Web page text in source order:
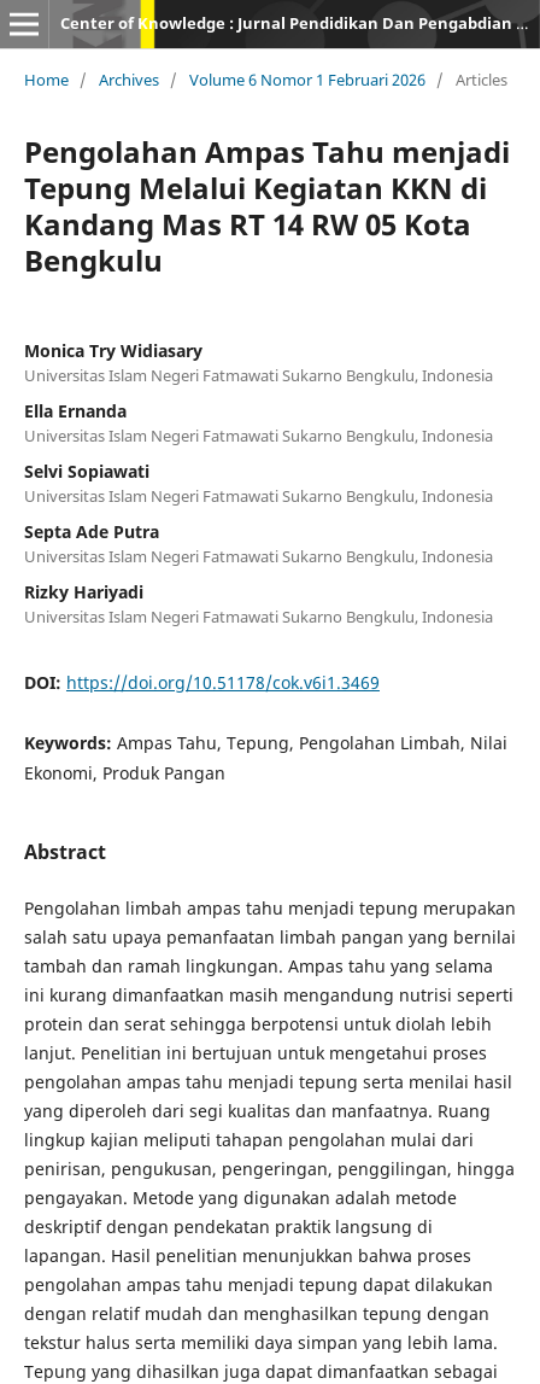
Center of Knowledge : Jurnal Pendidikan Dan Pengabdian Masyarakat
Home / Archives / Volume 6 Nomor 1 Februari 2026 / Articles
Pengolahan Ampas Tahu menjadi
Tepung Melalui Kegiatan KKN di
Kandang Mas RT 14 RW 05 Kota
Bengkulu
Monica Try Widiasary
Universitas Islam Negeri Fatmawati Sukarno Bengkulu, Indonesia
Ella Ernanda
Universitas Islam Negeri Fatmawati Sukarno Bengkulu, Indonesia
Selvi Sopiawati
Universitas Islam Negeri Fatmawati Sukarno Bengkulu, Indonesia
Septa Ade Putra
Universitas Islam Negeri Fatmawati Sukarno Bengkulu, Indonesia
Rizky Hariyadi
Universitas Islam Negeri Fatmawati Sukarno Bengkulu, Indonesia
DOI: https://doi.org/10.51178/cok.v6i1.3469
Keywords: Ampas Tahu, Tepung, Pengolahan Limbah, Nilai
Ekonomi, Produk Pangan
Abstract
Pengolahan limbah ampas tahu menjadi tepung merupakan
salah satu upaya pemanfaatan limbah pangan yang bernilai
tambah dan ramah lingkungan. Ampas tahu yang selama
ini kurang dimanfaatkan masih mengandung nutrisi seperti
protein dan serat sehingga berpotensi untuk diolah lebih
lanjut. Penelitian ini bertujuan untuk mengetahui proses
pengolahan ampas tahu menjadi tepung serta menilai hasil
yang diperoleh dari segi kualitas dan manfaatnya. Ruang
lingkup kajian meliputi tahapan pengolahan mulai dari
penirisan, pengukusan, pengeringan, penggilingan, hingga
pengayakan. Metode yang digunakan adalah metode
deskriptif dengan pendekatan praktik langsung di
lapangan. Hasil penelitian menunjukkan bahwa proses
pengolahan ampas tahu menjadi tepung dapat dilakukan
dengan relatif mudah dan menghasilkan tepung dengan
tekstur halus serta memiliki daya simpan yang lebih lama.
Tepung yang dihasilkan juga dapat dimanfaatkan sebagai